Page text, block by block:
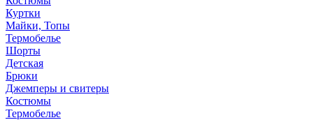
Куртки
Майки, Топы
Термобелье
Шорты
Детская
Брюки
Джемперы и свитеры
Костюмы
Термобелье